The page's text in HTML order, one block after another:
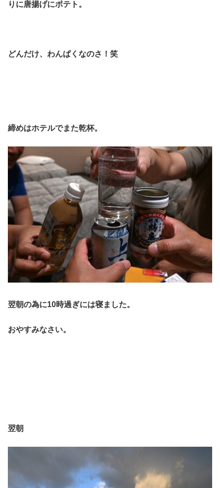
りに唐揚げにポテト。
どんだけ、わんぱくなのさ！笑
締めはホテルでまた乾杯。
翌朝の為に10時過ぎには寝ました。
おやすみなさい。
翌朝